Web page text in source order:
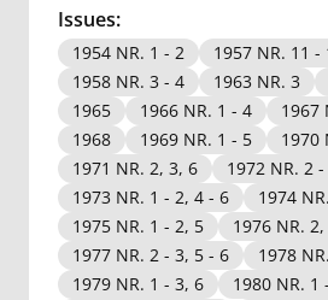
Issues:
1954 NR. 1 - 2
1957 NR. 11 -
1958 NR. 3 - 4
1963 NR. 3
1965
1966 NR. 1 - 4
1967
1968
1969 NR. 1 - 5
1970
1971 NR. 2, 3, 6
1972 NR. 2
1973 NR. 1 - 2, 4 - 6
1974
1975 NR. 1 - 2, 5
1976 NR.
1977 NR. 2 - 3, 5 - 6
1978
1979 NR. 1 - 3, 6
1980 NR. 1